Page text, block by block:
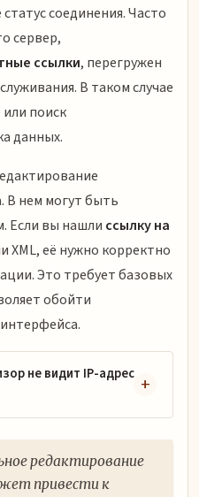
соединения. Часто
сервер,
ссылки, перегружен
В таком случае
поиск
данных.
В нем могут быть
Если вы нашли ссылку на
XML, её нужно корректно
Это требует базовых
обойти
не видит IP-адрес
редактирование
привести к